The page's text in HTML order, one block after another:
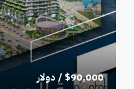
$90,000 / دولار